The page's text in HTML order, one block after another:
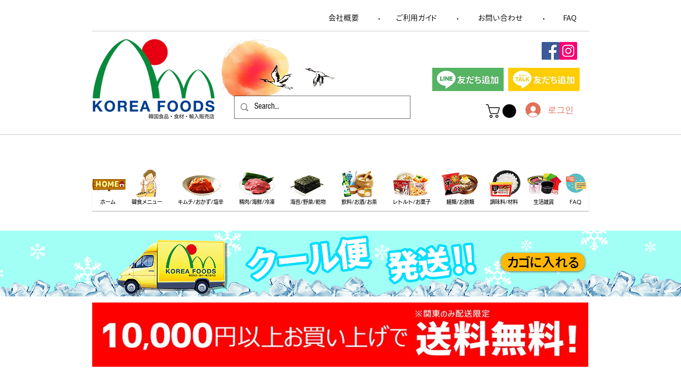
会社概要 ​ご利用ガイド
​・ お問い合わせ
​・ FAQ
​・
로그인
カゴに入れる
ホーム 韓食メニュー キムチ/おかず/塩辛 精肉/海鮮/冷凍 海苔/野菜/乾物 飲料/お酒/お茶 レトルト/お菓子 麺類/お餅類 調味料/材料 生活雑貨 FAQ